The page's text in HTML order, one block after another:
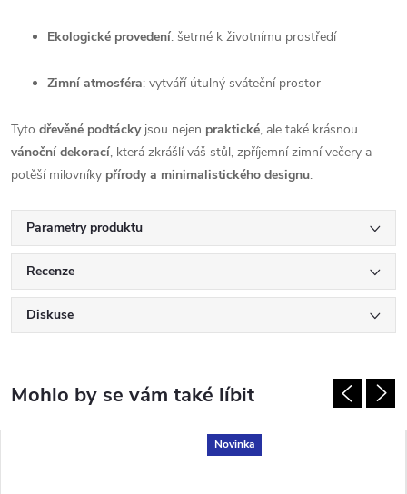
Ekologické provedení: šetrné k životnímu prostředí
Zimní atmosféra: vytváří útulný sváteční prostor
Tyto dřevěné podtáckyjsou nejen praktické, ale také krásnou
vánoční dekorací, která zkrášlí váš stůl, zpříjemní zimní večery a
potěší milovníky přírody a minimalistického designu.
Parametry produktu
Recenze
Diskuse
Novinka